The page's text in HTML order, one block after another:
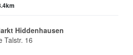
Hiddenhausen
Talstr. 16